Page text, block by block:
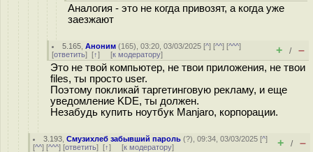
Аналогия - это не когда привозят, а когда уже
заезжают
5.165 ,Аноним (165), 03:20, 03/03/2025 [^] [^^] [^^^]
[ответить] [↑] [к модератору] + / –
Это не твой компьютер, не твои приложения, не твои
files, ты просто user.
Поэтому покликай таргетинговую рекламу, и еще
уведомление KDE, ты должен.
Незабудь купить ноутбук Manjaro, корпорации.
3.193 ,Смузихлеб забывший пароль (?), 09:34, 03/03/2025 [^]
[^^] [^^^] [ответить] [↑] [к модератору] + / –